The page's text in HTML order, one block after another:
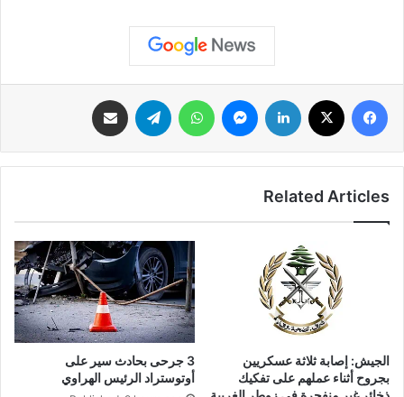
فيسبوك لينكدإن ماسنجر واتساب تيلقرام
Related Articles
الجيش: إصابة ثلاثة عسكريين
بجروح أثناء عملهم على تفكيك
3 جرحى بحادث سير على
أوتوستراد الرئيس الهراوي